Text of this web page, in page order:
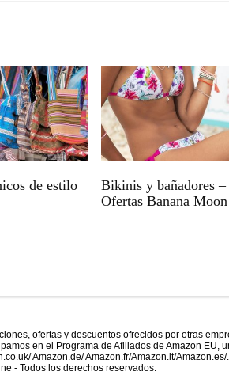
de estilo
Bikinis y bañadores –
Ofertas Banana Moon
ofertas y descuentos ofrecidos por otras
en el Programa de Afiliados de Amazon
Amazon.de/ Amazon.fr/Amazon.it/
- Todos los derechos reservados.